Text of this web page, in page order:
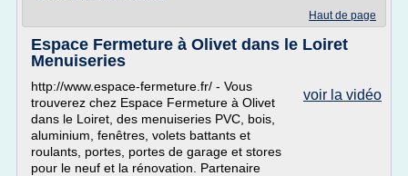
Haut de page
Espace Fermeture à Olivet dans le Loiret
Menuiseries
voir la vidéo
http://www.espace-fermeture.fr/ - Vous
trouverez chez Espace Fermeture à Olivet
dans le Loiret, des menuiseries PVC, bois,
aluminium, fenêtres, volets battants et
roulants, portes, portes de garage et stores
pour le neuf et la rénovation. Partenaire